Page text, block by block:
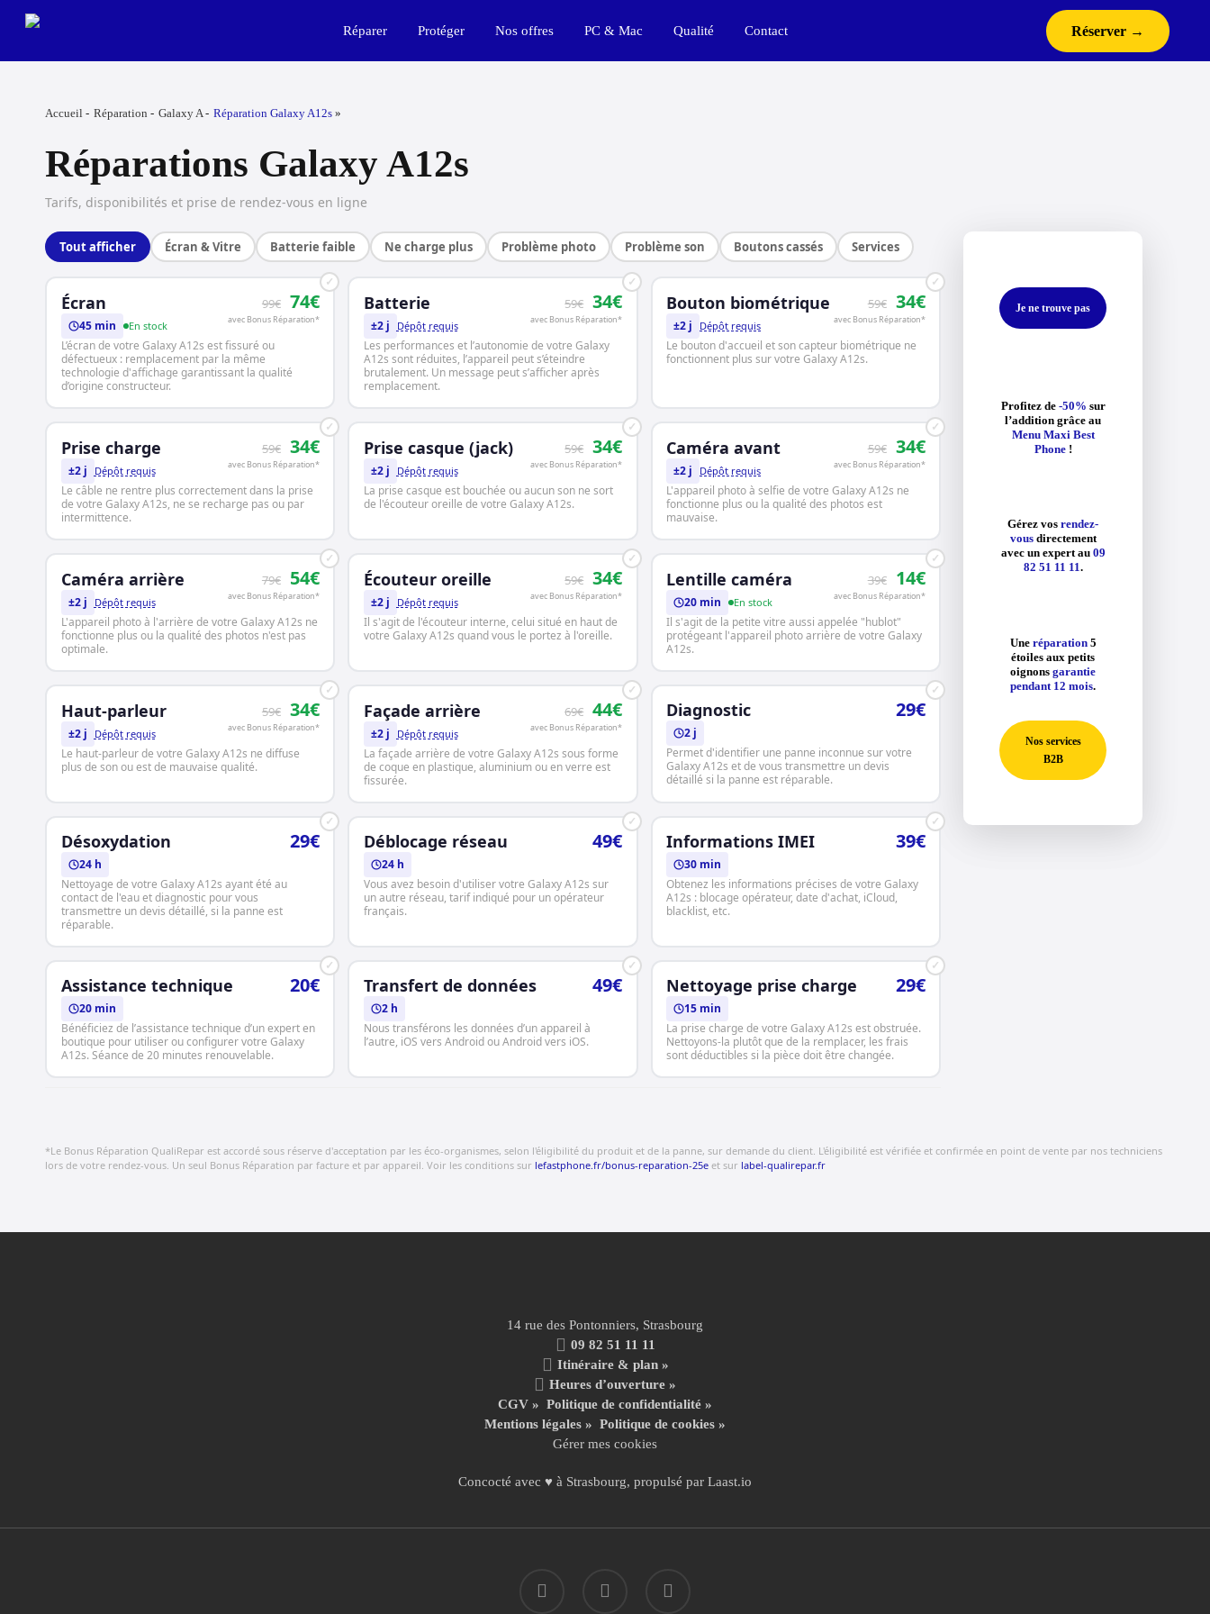
Réparer Protéger Nos offres PC & Mac Qualité Contact Réserver →
Accueil Réparation Galaxy A Réparation Galaxy A12s
Réparations Galaxy A12s
Tarifs, disponibilités et prise de rendez-vous en ligne
Tout afficher Écran & Vitre Batterie faible Ne charge plus Problème photo Problème son Boutons cassés Services
✓
Écran 99€ 74€
avec Bonus Réparation*
45 min En stock
L’écran de votre Galaxy A12s est fissuré ou
défectueux : remplacement par la même
technologie d'affichage garantissant la qualité
d’origine constructeur.
✓
Batterie 59€ 34€
avec Bonus Réparation*
±2 j Dépôt requis
Les performances et l’autonomie de votre Galaxy
A12s sont réduites, l’appareil peut s’éteindre
brutalement. Un message peut s’afficher après
remplacement.
✓
Bouton biométrique 59€ 34€
avec Bonus Réparation*
±2 j Dépôt requis
Le bouton d'accueil et son capteur biométrique ne
fonctionnent plus sur votre Galaxy A12s.
✓
Prise charge 59€ 34€
avec Bonus Réparation*
±2 j Dépôt requis
Le câble ne rentre plus correctement dans la prise
de votre Galaxy A12s, ne se recharge pas ou par
intermittence.
✓
Prise casque (jack) 59€ 34€
avec Bonus Réparation*
±2 j Dépôt requis
La prise casque est bouchée ou aucun son ne sort
de l'écouteur oreille de votre Galaxy A12s.
✓
Caméra avant 59€ 34€
avec Bonus Réparation*
±2 j Dépôt requis
L'appareil photo à selfie de votre Galaxy A12s ne
fonctionne plus ou la qualité des photos est
mauvaise.
✓
Caméra arrière 79€ 54€
avec Bonus Réparation*
±2 j Dépôt requis
L'appareil photo à l'arrière de votre Galaxy A12s ne
fonctionne plus ou la qualité des photos n'est pas
optimale.
✓
Écouteur oreille 59€ 34€
avec Bonus Réparation*
±2 j Dépôt requis
Il s'agit de l'écouteur interne, celui situé en haut de
votre Galaxy A12s quand vous le portez à l'oreille.
✓
Lentille caméra 39€ 14€
avec Bonus Réparation*
20 min En stock
Il s'agit de la petite vitre aussi appelée "hublot"
protégeant l'appareil photo arrière de votre Galaxy
A12s.
✓
Haut-parleur 59€ 34€
avec Bonus Réparation*
±2 j Dépôt requis
Le haut-parleur de votre Galaxy A12s ne diffuse
plus de son ou est de mauvaise qualité.
✓
Façade arrière 69€ 44€
avec Bonus Réparation*
±2 j Dépôt requis
La façade arrière de votre Galaxy A12s sous forme
de coque en plastique, aluminium ou en verre est
fissurée.
✓
Diagnostic 29€
2 j
Permet d'identifier une panne inconnue sur votre
Galaxy A12s et de vous transmettre un devis
détaillé si la panne est réparable.
✓
Désoxydation 29€
24 h
Nettoyage de votre Galaxy A12s ayant été au
contact de l'eau et diagnostic pour vous
transmettre un devis détaillé, si la panne est
réparable.
✓
Déblocage réseau 49€
24 h
Vous avez besoin d'utiliser votre Galaxy A12s sur
un autre réseau, tarif indiqué pour un opérateur
français.
✓
Informations IMEI 39€
30 min
Obtenez les informations précises de votre Galaxy
A12s : blocage opérateur, date d'achat, iCloud,
blacklist, etc.
✓
Assistance technique 20€
20 min
Bénéficiez de l’assistance technique d’un expert en
boutique pour utiliser ou configurer votre Galaxy
A12s. Séance de 20 minutes renouvelable.
✓
Transfert de données 49€
2 h
Nous transférons les données d’un appareil à
l’autre, iOS vers Android ou Android vers iOS.
✓
Nettoyage prise charge 29€
15 min
La prise charge de votre Galaxy A12s est obstruée.
Nettoyons-la plutôt que de la remplacer, les frais
sont déductibles si la pièce doit être changée.
Je ne trouve pas
Profitez de -50% sur
l’addition grâce au
Menu Maxi Best
Phone!
Gérez vosrendez-
vousdirectement
avec un expert au 09
82 51 11 11.
Une réparation5
étoiles aux petits
oignonsgarantie
pendant 12 mois.
Nos services
B2B
*Le Bonus Réparation QualiRepar est accordé sous réserve d'acceptation par les éco-organismes, selon l'éligibilité du produit et de la panne, sur demande du client. L'éligibilité est vérifiée et confirmée en point de vente par nos techniciens
lors de votre rendez-vous. Un seul Bonus Réparation par facture et par appareil. Voir les conditions sur lefastphone.fr/bonus-reparation-25e et sur label-qualirepar.fr
14 rue des Pontonniers, Strasbourg
09 82 51 11 11
Itinéraire & plan »
Heures d’ouverture »
CGV » Politique de confidentialité »
Mentions légales » Politique de cookies »
Gérer mes cookies
Concocté avec ♥ à Strasbourg, propulsé par Laast.io